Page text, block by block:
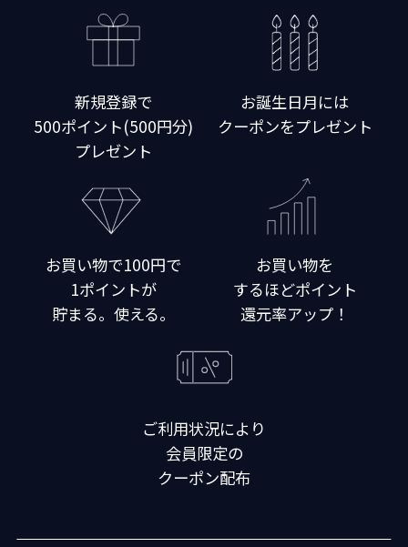
新規登録で
500ポイント(500円分)
プレゼント
お誕生日月には
クーポンをプレゼント
お買い物で100円で
1ポイントが
貯まる。使える。
お買い物を
するほどポイント
還元率アップ！
ご利用状況により
会員限定の
クーポン配布